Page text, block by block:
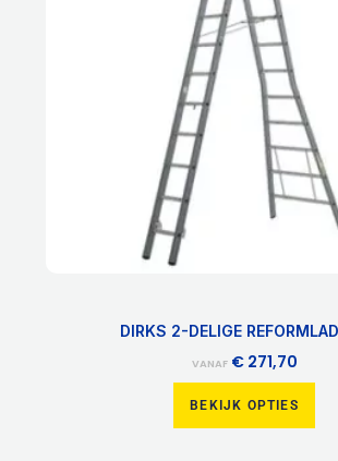
DIRKS 2-DELIGE
VANAF €271,70
BEKIJK OPTIES
Deze
optie
kan
gekozen
worden